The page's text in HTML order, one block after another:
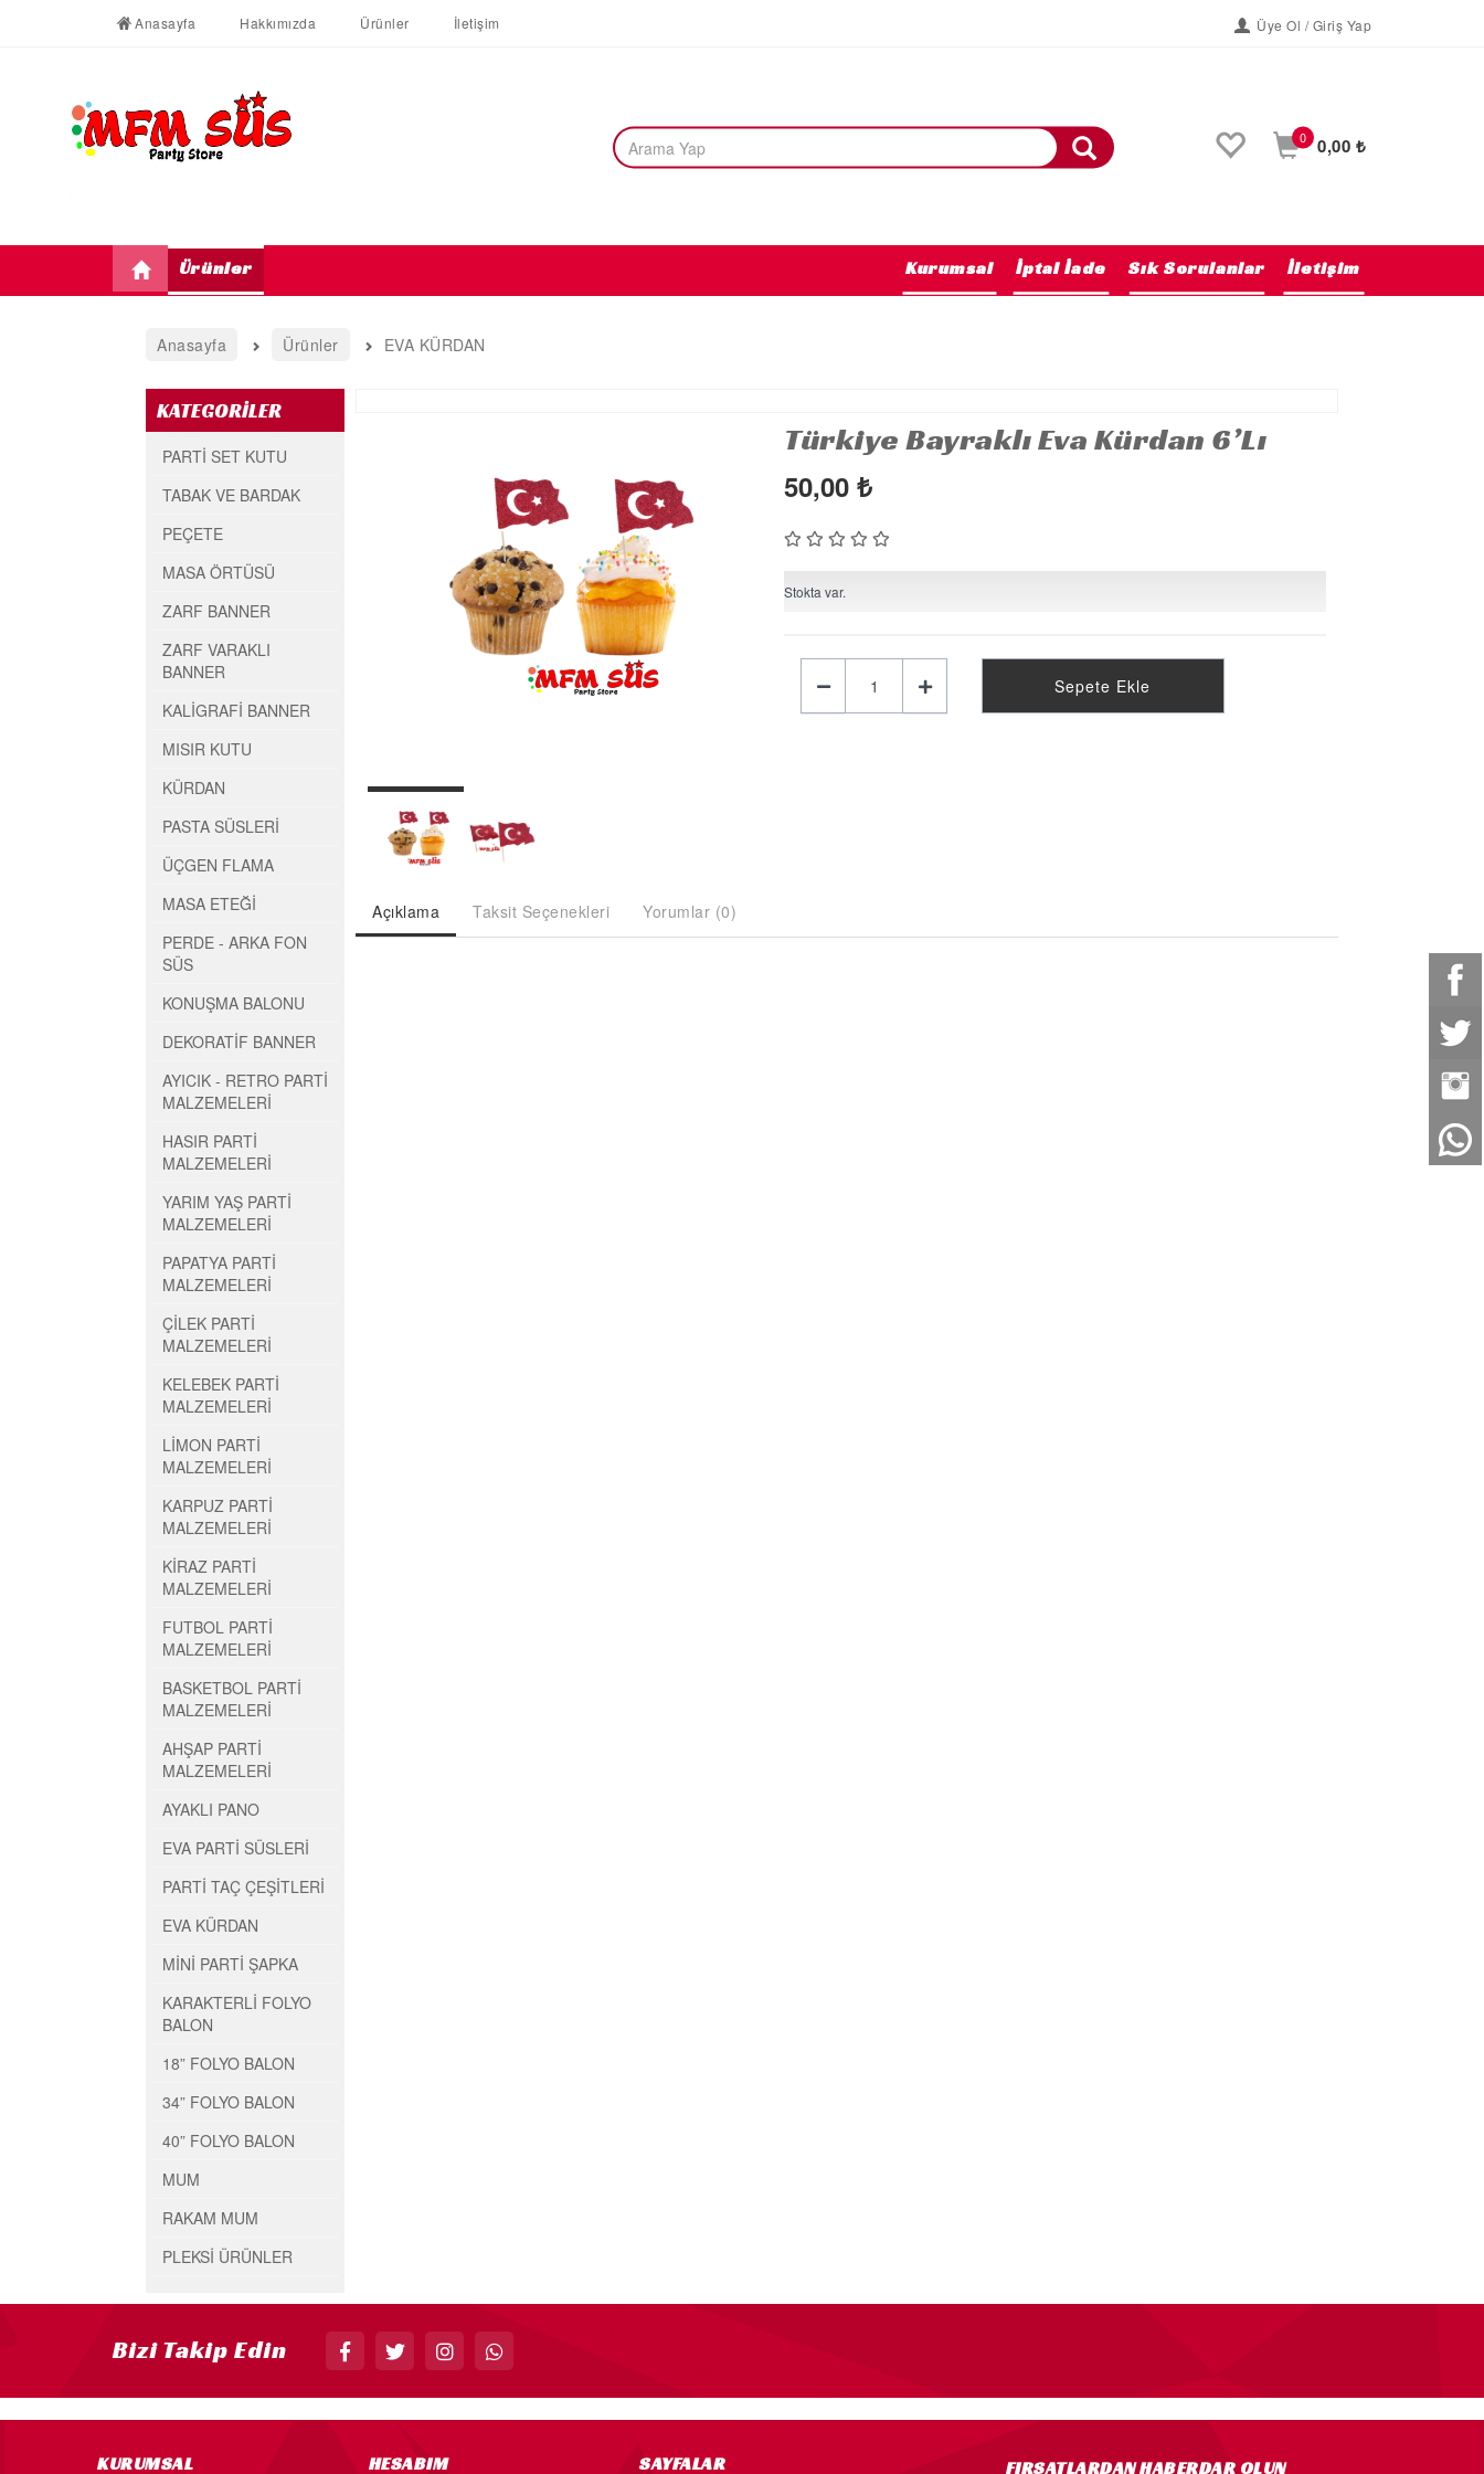
Anasayfa Hakkımızda Ürünler İletişim Üye Ol / Giriş Yap
0 0,00 ₺
Ürünler İletişim
Sık Sorulanlar
İptal İade
Kurumsal
Anasayfa Ürünler EVA KÜRDAN
KATEGORİLER
PARTİ SET KUTU
TABAK VE BARDAK
PEÇETE
MASA ÖRTÜSÜ
ZARF BANNER
ZARF VARAKLI
BANNER
KALİGRAFİ BANNER
MISIR KUTU
KÜRDAN
PASTA SÜSLERİ
ÜÇGEN FLAMA
MASA ETEĞİ
PERDE - ARKA FON
SÜS
KONUŞMA BALONU
DEKORATİF BANNER
AYICIK - RETRO PARTİ
MALZEMELERİ
HASIR PARTİ
MALZEMELERİ
YARIM YAŞ PARTİ
MALZEMELERİ
PAPATYA PARTİ
MALZEMELERİ
ÇİLEK PARTİ
MALZEMELERİ
KELEBEK PARTİ
MALZEMELERİ
LİMON PARTİ
MALZEMELERİ
KARPUZ PARTİ
MALZEMELERİ
KİRAZ PARTİ
MALZEMELERİ
FUTBOL PARTİ
MALZEMELERİ
BASKETBOL PARTİ
MALZEMELERİ
AHŞAP PARTİ
MALZEMELERİ
AYAKLI PANO
EVA PARTİ SÜSLERİ
PARTİ TAÇ ÇEŞİTLERİ
EVA KÜRDAN
MİNİ PARTİ ŞAPKA
KARAKTERLİ FOLYO
BALON
18” FOLYO BALON
34” FOLYO BALON
40” FOLYO BALON
MUM
RAKAM MUM
PLEKSİ ÜRÜNLER
Türkiye Bayraklı Eva Kürdan 6’lı
50,00 ₺
Stokta var.
Sepete Ekle
Açıklama Taksit Seçenekleri Yorumlar (0)
Bizi Takip Edin
KURUMSAL HESABIM SAYFALAR FIRSATLARDAN HABERDAR OLUN